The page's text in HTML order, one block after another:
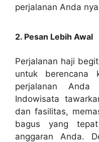
perjalanan Anda
2. Pesan Lebih Awal
Perjalanan haji
untuk berencana
perjalanan Anda
Indowisata
dan fasilitas,
bagus yang
anggaran Anda.